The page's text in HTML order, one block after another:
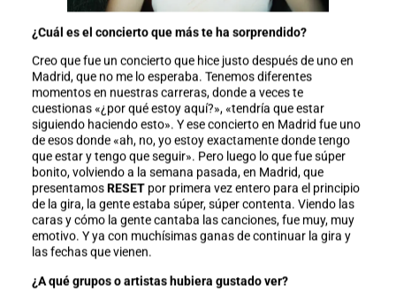
¿Cuál es el concierto que más te ha sorprendido?
Creo que fue un concierto que hice justo después de uno en
Madrid, que no me lo esperaba. Tenemos diferentes
momentos en nuestras carreras, donde a veces te
cuestionas «¿por qué estoy aquí?», «tendría que estar
siguiendo haciendo esto». Y ese concierto en Madrid fue uno
de esos donde «ah, no, yo estoy exactamente donde tengo
que estar y tengo que seguir». Pero luego lo que fue súper
bonito, volviendo a la semana pasada, en Madrid, que
presentamos RESETpor primera vez entero para el principio
de la gira, la gente estaba súper, súper contenta. Viendo las
caras y cómo la gente cantaba las canciones, fue muy, muy
emotivo. Y ya con muchísimas ganas de continuar la gira y
las fechas que vienen.
¿A qué grupos o artistas hubiera gustado ver?